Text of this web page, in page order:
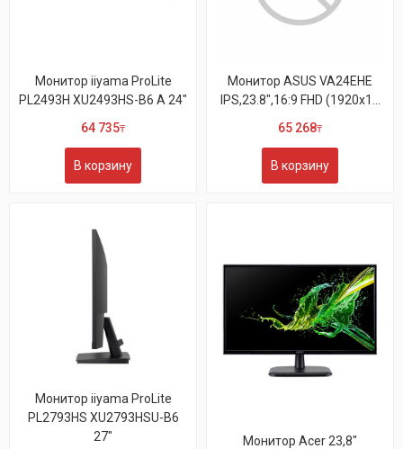
Монитор iiyama ProLite
PL2493H XU2493HS-B6 A 24"
64 735₸
В корзину
Монитор ASUS VA24EHE
IPS,23.8",16:9 FHD (1920x1...
65 268₸
В корзину
Монитор iiyama ProLite
PL2793HS XU2793HSU-B6
27"
Монитор Acer 23,8"